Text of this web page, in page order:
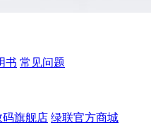
书 常见问题
码旗舰店 绿联官方商城